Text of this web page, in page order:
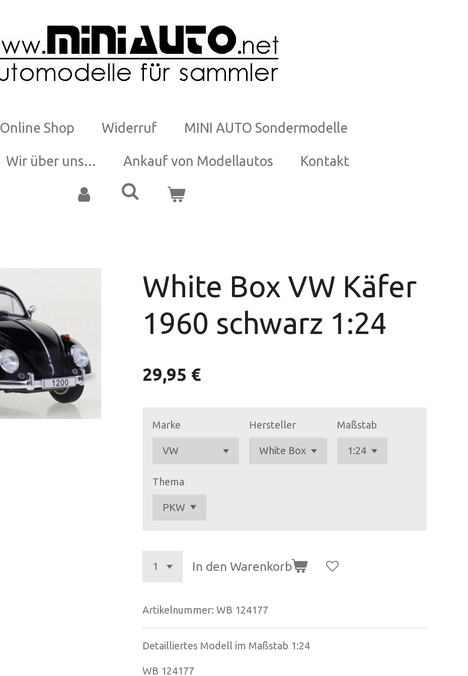
Online Shop Widerruf MINI AUTO Sondermodelle
Wir über uns... Ankauf von Modellautos Kontakt
White Box VW Käfer
1960 schwarz 1:24
29,95 €
Marke Hersteller Maßstab
Thema
In den Warenkorb
Artikelnummer: WB 124177
Detailliertes Modell im Maßstab 1:24
WB 124177